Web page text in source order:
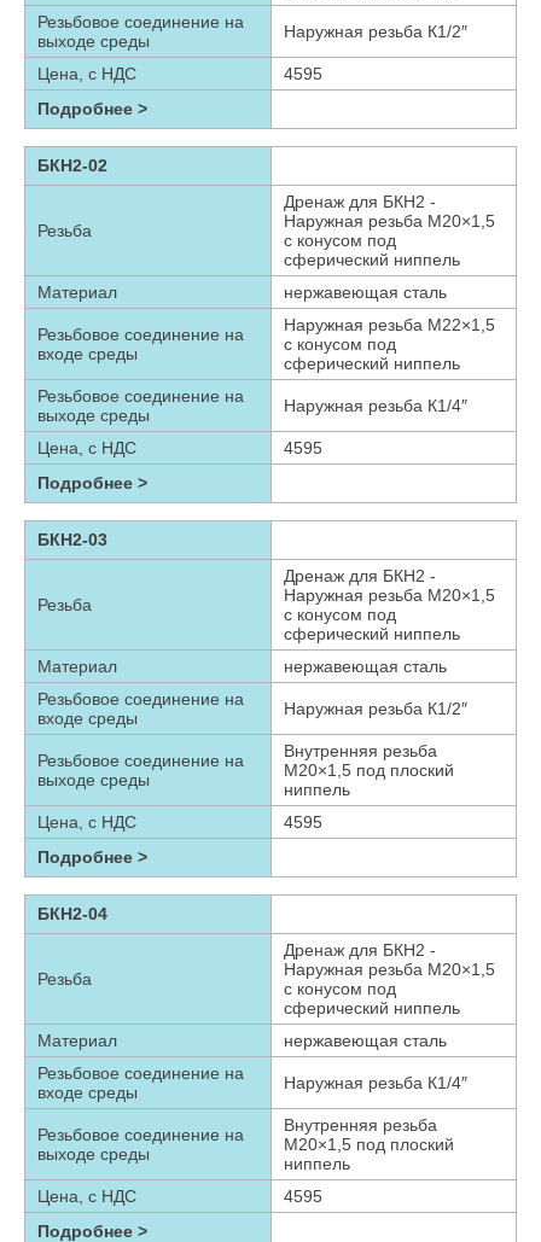
Резьбовое соединение на
выходе среды
Наружная резьба К1/2″
Цена, с НДС
4595
Подробнее >
БКН2-02
Резьба
Дренаж для БКН2 -
Наружная резьба М20×1,5
с конусом под
сферический ниппель
Материал
нержавеющая сталь
Резьбовое соединение на
входе среды
Наружная резьба М22×1,5
с конусом под
сферический ниппель
Резьбовое соединение на
выходе среды
Наружная резьба К1/4″
Цена, с НДС
4595
Подробнее >
БКН2-03
Резьба
Дренаж для БКН2 -
Наружная резьба М20×1,5
с конусом под
сферический ниппель
Материал
нержавеющая сталь
Резьбовое соединение на
входе среды
Наружная резьба К1/2″
Резьбовое соединение на
выходе среды
Внутренняя резьба
М20×1,5 под плоский
ниппель
Цена, с НДС
4595
Подробнее >
БКН2-04
Резьба
Дренаж для БКН2 -
Наружная резьба М20×1,5
с конусом под
сферический ниппель
Материал
нержавеющая сталь
Резьбовое соединение на
входе среды
Наружная резьба К1/4″
Резьбовое соединение на
выходе среды
Внутренняя резьба
М20×1,5 под плоский
ниппель
Цена, с НДС
4595
Подробнее >